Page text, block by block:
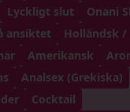
Lyckligt slut
Onani
ansiktet
Holländsk /
Amerikansk
Analsex (Grekiska)
Cocktail